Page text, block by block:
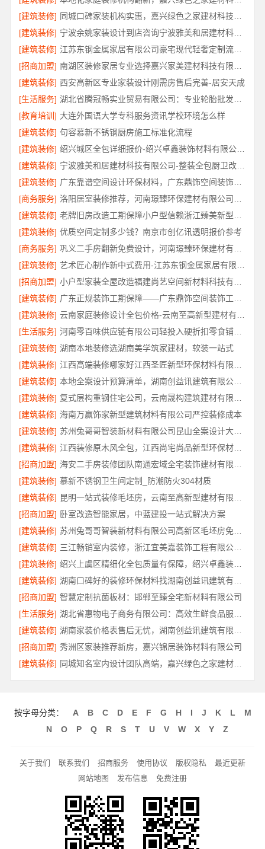
[建筑装修]
[建筑装修]
宁波余姚家装设计到店咨询宁波雅美和居建材科技有限公司
[建筑装修]
江苏东钢金属家居有限公司豪宅现代轻奢定制流程揭秘
[招商加盟]
[建筑装修] 西安高新区专业家装设计刚需房售后完善-居安天成
[生活服务]
[教育培训] 大连外国语大学专科服务资讯学校环境怎么样
[建筑装修] 句容慕新不锈钢厨房施工标准化流程
[建筑装修]
绍兴城区全包详细报价-绍兴卓鑫装饰材料有限公司透明报价
[建筑装修]
宁波雅美和居建材科技有限公司-整装全包厨卫改造设计
[建筑装修]
广东靠谱空间设计环保材料，广东鼎饰空间装饰工程有限公司
[商务服务]
[建筑装修]
[建筑装修] 优质空间定制多少钱？南京市创亿讯透明报价参考
[商务服务]
[建筑装修]
[招商加盟]
[建筑装修]
[建筑装修]
[生活服务]
河南零百味供应链有限公司轻投入硬折扣零食铺低风险经营
[建筑装修] 湖南本地装修选湖南美学筑家建材，软装一站式
[建筑装修]
[建筑装修]
本地全案设计预算清单，湖南创益讯建筑有限公司透明化服务
[建筑装修]
[建筑装修] 海南万赢饰家新型建筑材料有限公司严控装修成本
[建筑装修]
苏州兔哥哥智装新材料有限公司昆山全案设计大平层快速施工
[建筑装修]
江西装修原木风全包，江西尚宅尚品新型环保材料有限公司一站式服务
[招商加盟]
[建筑装修] 慕新不锈钢卫生间定制_防潮防火304材质
[建筑装修]
[招商加盟] 卧室改造智能家居，中蓝建投一站式解决方案
[建筑装修]
[建筑装修]
三江畅销室内装修，浙江宜美嘉装饰工程有限公司专业推荐
[建筑装修]
绍兴上虞区精细化全包质量有保障，绍兴卓鑫装饰材料有限公司放心
[建筑装修]
[招商加盟] 智慧定制抗菌板材：邯郸至臻全宅新材料有限公司
[生活服务]
[建筑装修]
[招商加盟] 秀洲区家装推荐新房，嘉兴锦居装饰材料有限公司
[建筑装修]
同城知名室内设计团队高端，嘉兴绿色之家建材科技有限公司
按字母分类： A B C D E F G H I J K L
M
N
O P Q R S T U V W X Y Z
关于我们 联系我们 招商服务 使用协议 版权隐私
最近更新
网站地图
发布信息 免费注册